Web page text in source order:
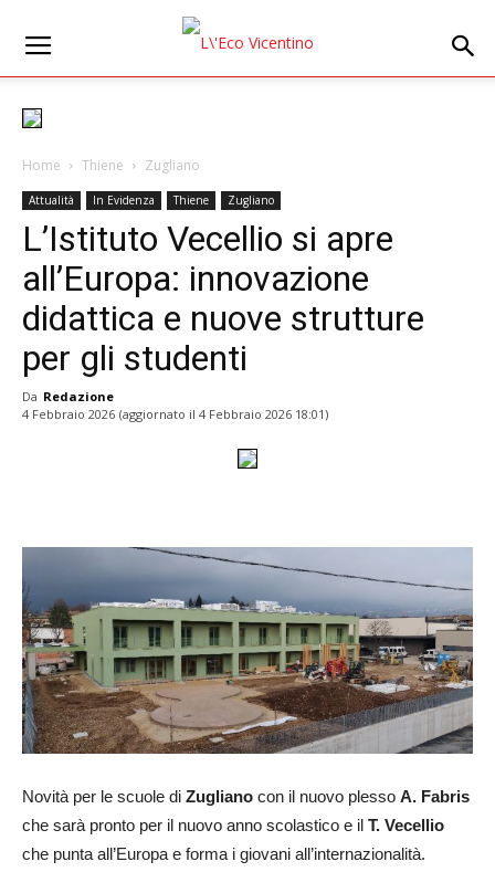
Home Thiene Zugliano
Attualità In Evidenza Thiene Zugliano
L’Istituto Vecellio si apre
all’Europa: innovazione
didattica e nuove strutture
per gli studenti
Da Redazione
4 Febbraio 2026 (aggiornato il 4 Febbraio 2026 18:01)
Novità per le scuole di Zugliano con il nuovo plesso A. Fabris
che sarà pronto per il nuovo anno scolastico e il T. Vecellio
che punta all’Europa e forma i giovani all’internazionalità.